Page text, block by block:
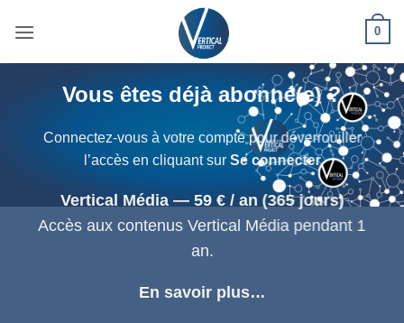
0
Vous êtes déjà abonné(e) ?
Connectez-vous à votre compte pour déverrouiller
l’accès en cliquant sur Se connecter
Vertical Média — 59 € / an (365 jours)
Accès aux contenus Vertical Média pendant 1
an.
En savoir plus…